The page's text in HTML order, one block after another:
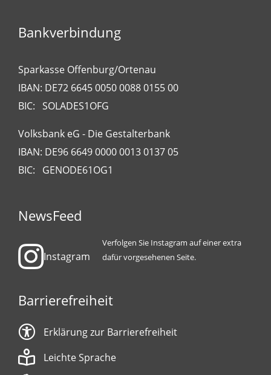
Bankverbindung
Sparkasse Offenburg/Ortenau
IBAN: DE72 6645 0050 0088 0155 00
BIC: SOLADES1OFG
Volksbank eG - Die Gestalterbank
IBAN: DE96 6649 0000 0013 0137 05
BIC: GENODE61OG1
NewsFeed
Instagram
Verfolgen Sie Instagram auf einer extra
dafür vorgesehenen Seite.
Barrierefreiheit
Erklärung zur Barrierefreiheit
Leichte Sprache